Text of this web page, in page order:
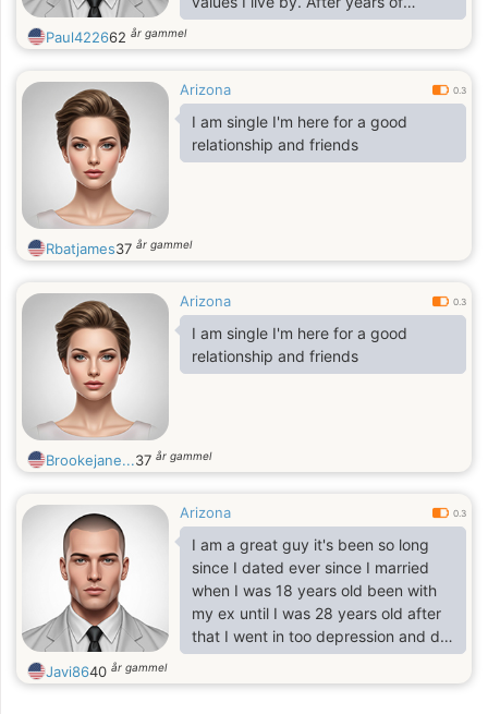
leadership and service, I’ve learned
the importance of commitment and
Paul422662 år gammel
Arizona 0.3
I am single I'm here for a good
relationship and friends
Rbatjames37 år gammel
Arizona 0.3
I am single I'm here for a good
relationship and friends
Brookejane...37 år gammel
Arizona 0.3
I am a great guy it's been so long
since I dated ever since I married
when I was 18 years old been with
my ex until I was 28 years old after
that I went in too depression and did
not date. it's going to be 10 years
since I want to go back and find
Javi8640 år gammel